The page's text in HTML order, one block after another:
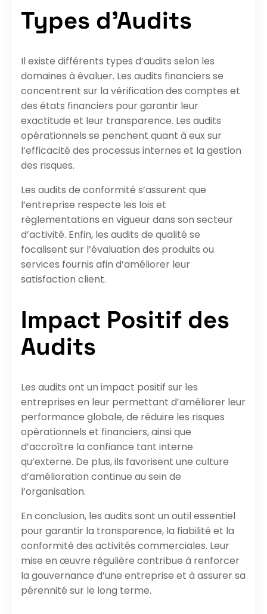
Types d’Audits
Il existe différents types d’audits selon les
domaines à évaluer. Les audits financiers se
concentrent sur la vérification des comptes et
des états financiers pour garantir leur
exactitude et leur transparence. Les audits
opérationnels se penchent quant à eux sur
l’efficacité des processus internes et la gestion
des risques.
Les audits de conformité s’assurent que
l’entreprise respecte les lois et
réglementations en vigueur dans son secteur
d’activité. Enfin, les audits de qualité se
focalisent sur l’évaluation des produits ou
services fournis afin d’améliorer leur
satisfaction client.
Impact Positif des
Audits
Les audits ont un impact positif sur les
entreprises en leur permettant d’améliorer leur
performance globale, de réduire les risques
opérationnels et financiers, ainsi que
d’accroître la confiance tant interne
qu’externe. De plus, ils favorisent une culture
d’amélioration continue au sein de
l’organisation.
En conclusion, les audits sont un outil essentiel
pour garantir la transparence, la fiabilité et la
conformité des activités commerciales. Leur
mise en œuvre régulière contribue à renforcer
la gouvernance d’une entreprise et à assurer sa
pérennité sur le long terme.